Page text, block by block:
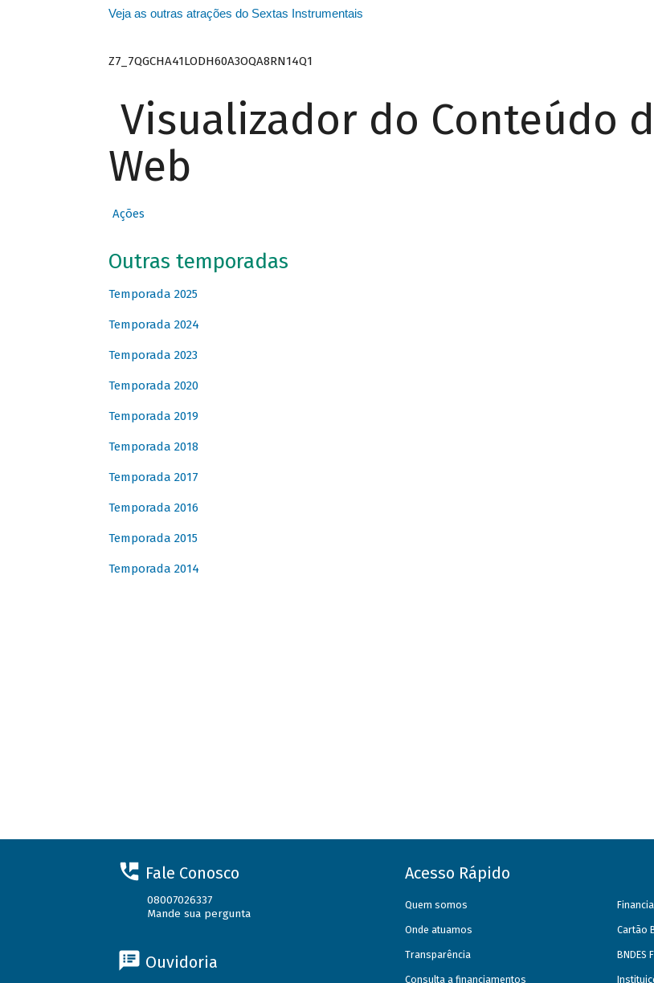
Veja as outras atrações do Sextas Instrumentais
Z7_7QGCHA41LODH60A3OQA8RN14Q1
Visualizador do Conteúdo
Web
Ações
Outras temporadas
Temporada 2025
Temporada 2024
Temporada 2023
Temporada 2020
Temporada 2019
Temporada 2018
Temporada 2017
Temporada 2016
Temporada 2015
Temporada 2014
Fale Conosco
08007026337
Mande sua pergunta
Ouvidoria
Acesso Rápido
Quem somos
Onde atuamos
Transparência
Consulta a financiamentos
Cartão
BNDES